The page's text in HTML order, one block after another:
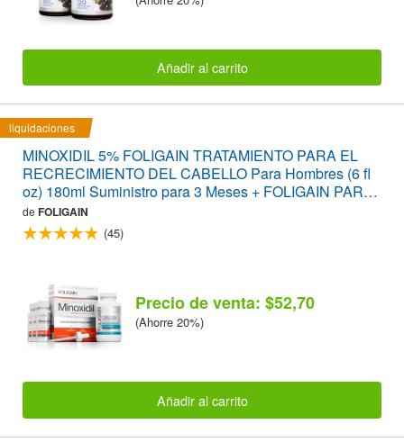
Añadir al carrito
liquidaciones
MINOXIDIL 5% FOLIGAIN TRATAMIENTO PARA EL
RECRECIMIENTO DEL CABELLO Para Hombres (6 fl
oz) 180ml Suministro para 3 Meses + FOLIGAIN PARA
LA PÉRDIDA DEL CABELLO 120 Cápsulas PACK
AHORRO
de FOLIGAIN
(45)
Precio de venta: $52,70
(Ahorre 20%)
Añadir al carrito